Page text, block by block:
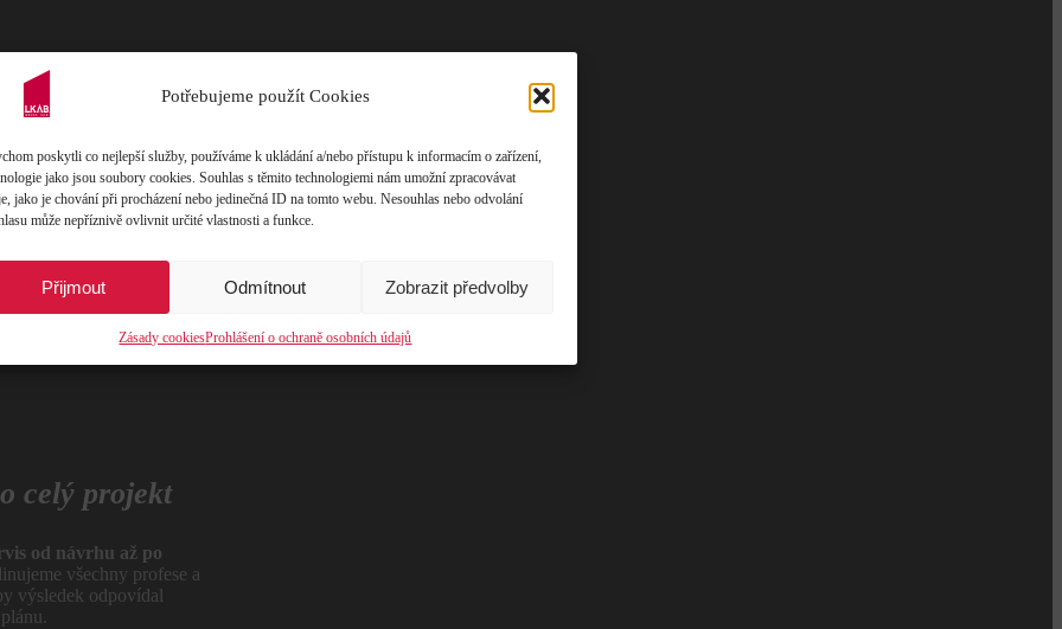
Potřebujeme použít Cookies
poskytli co nejlepší služby, používáme k ukládání a/nebo přístupu k informacím o zařízení,
jako jsou soubory cookies. Souhlas s těmito technologiemi nám umožní zpracovávat
jako je chování při procházení nebo jedinečná ID na tomto webu. Nesouhlas nebo odvolání
může nepříznivě ovlivnit určité vlastnosti a funkce.
Přijmout Odmítnout Zobrazit předvolby
Zásady cookiesProhlášení o ochraně osobních údajů
, která si zakládá
materiálech a
. Ke každému
Vaše
prvním místě.
celý projekt
od návrhu až po
všechny profese a
výsledek odpovídal